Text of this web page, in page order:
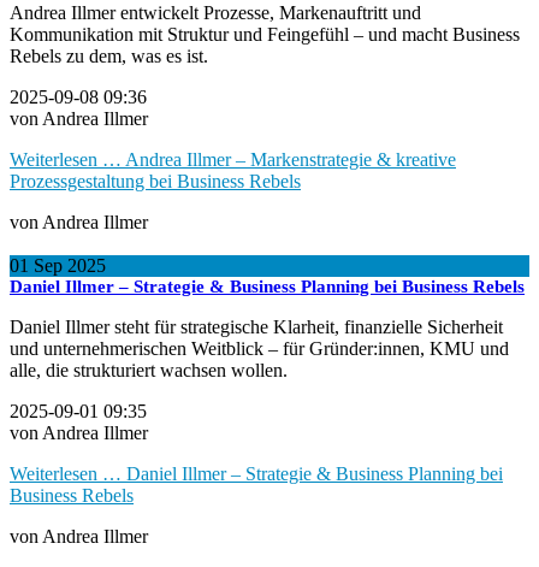
Andrea Illmer entwickelt Prozesse, Markenauftritt und
Kommunikation mit Struktur und Feingefühl – und macht Business
Rebels zu dem, was es ist.
2025-09-08 09:36
von Andrea Illmer
Weiterlesen … Andrea Illmer – Markenstrategie & kreative
Prozessgestaltung bei Business Rebels
von Andrea Illmer
01 Sep 2025
Daniel Illmer – Strategie & Business Planning bei Business Rebels
Daniel Illmer steht für strategische Klarheit, finanzielle Sicherheit
und unternehmerischen Weitblick – für Gründer:innen, KMU und
alle, die strukturiert wachsen wollen.
2025-09-01 09:35
von Andrea Illmer
Weiterlesen … Daniel Illmer – Strategie & Business Planning bei
Business Rebels
von Andrea Illmer